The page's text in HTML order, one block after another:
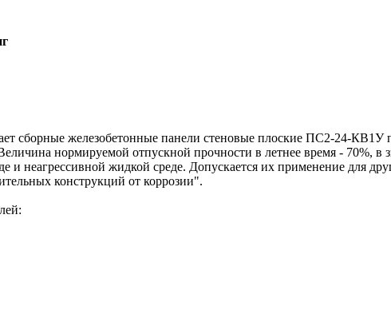
сборные железобетонные панели стеновые плоские ПС2-24-КВ1У
нормируемой отпускной прочности в летнее время - 70%, в
и неагрессивной жидкой среде. Допускается их применение для
конструкций от коррозии".